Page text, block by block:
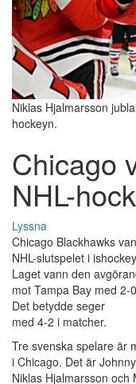
Niklas Hjalmarsson
hockeyn.
Chicago
NHL-
Lyssna
Chicago Blackhawks
NHL-slutspelet i
Laget vann den
mot Tampa Bay med 2-
Det betydde seger
med 4-2 i matcher.
Tre svenska spelare är
i Chicago. Det är
Niklas Hjalmarsson och